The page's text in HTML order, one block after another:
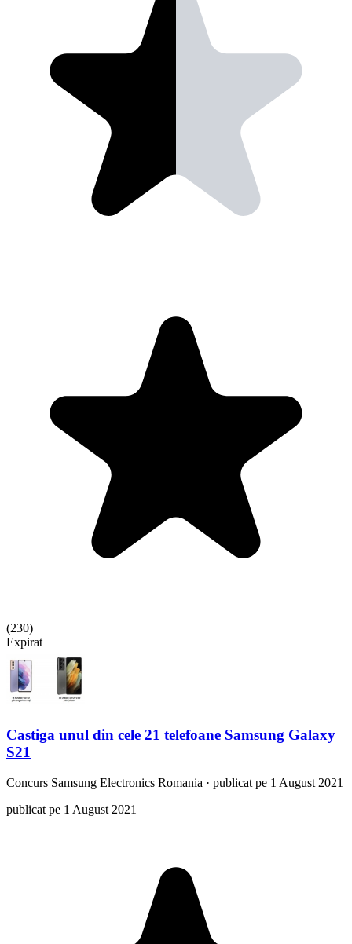
(230)
Expirat
Castiga unul din cele 21 telefoane Samsung Galaxy
S21
Concurs Samsung Electronics Romania · publicat pe 1 August 2021
publicat pe 1 August 2021